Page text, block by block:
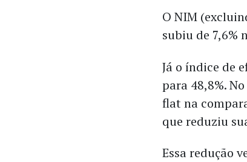
O NIM
subiu de 7,6%
Já o índice de
para 48,8%.
flat na
que reduziu
Essa redução